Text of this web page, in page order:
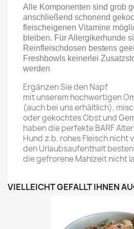
Alle Komponenten sind grob
anschließend schonend
fleischeigenen Vitamine
bleiben. Für Allergikerhunde
Reinfleischdosen bestens
Freshbowls keinerlei
werden
Ergänzen Sie den Napf
mit unserem hochwertigen
(auch bei uns erhältlich),
oder gekochtes Obst und
haben die perfekte BARF
Hund z.b. rohes Fleisch nicht
den Urlaubsaufenthalt
die gefrorene Mahlzeit nicht
VIELLEICHT GEFÄLLT IHNEN